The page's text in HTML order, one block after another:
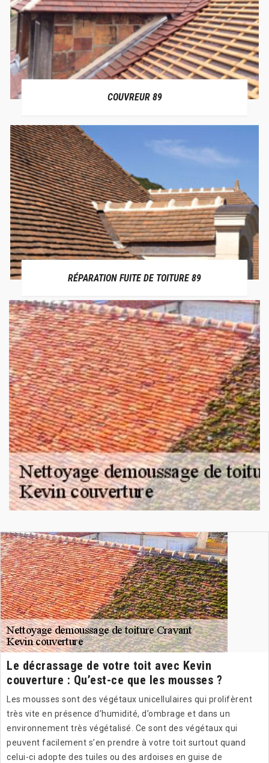
COUVREUR 89
RÉPARATION FUITE DE TOITURE 89
Le décrassage de votre toit avec Kevin
couverture : Qu’est-ce que les mousses ?
Les mousses sont des végétaux unicellulaires qui prolifèrent
très vite en présence d’humidité, d’ombrage et dans un
environnement très végétalisé. Ce sont des végétaux qui
peuvent facilement s’en prendre à votre toit surtout quand
celui-ci adopte des tuiles ou des ardoises en guise de